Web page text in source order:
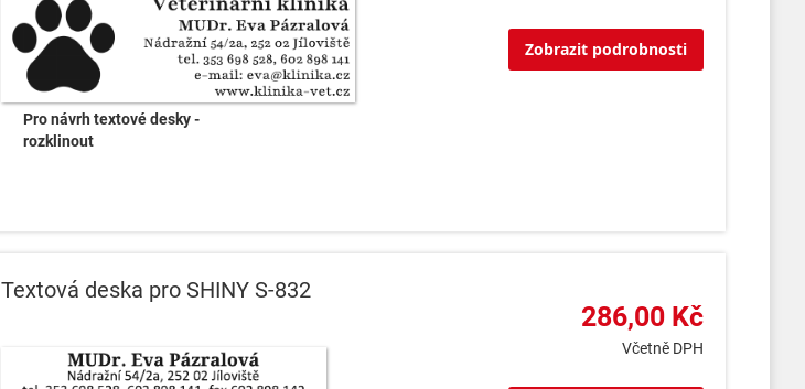
Pro návrh textové desky -
rozklinout
Zobrazit podrobnosti
Textová deska pro SHINY S-832
286,00 Kč
Včetně DPH